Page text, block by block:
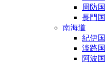
周防国
長門国
南海道
紀伊国
淡路国
阿波国